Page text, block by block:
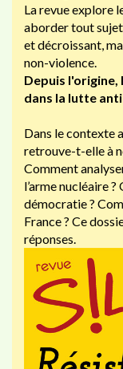
La revue explore
aborder tout sujet
et décroissant,
non-violence.
Depuis l'origine,
dans la lutte
Dans le contexte
retrouve-t-elle à
Comment
l’arme nucléaire
démocratie ?
France ? Ce
réponses.